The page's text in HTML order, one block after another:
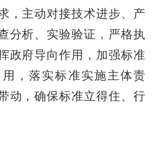
，主动对接技术进步、产
分析、实验验证，严格执
政府导向作用，加强标准
，落实标准实施主体责
动，确保标准立得住、行